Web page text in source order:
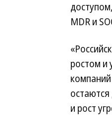
MDR и
ростом и
и рост